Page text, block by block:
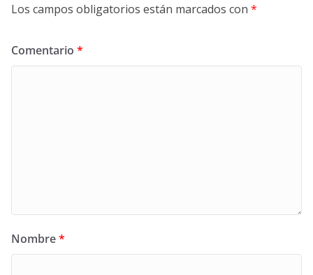
Los campos obligatorios están marcados con *
Comentario *
Nombre*